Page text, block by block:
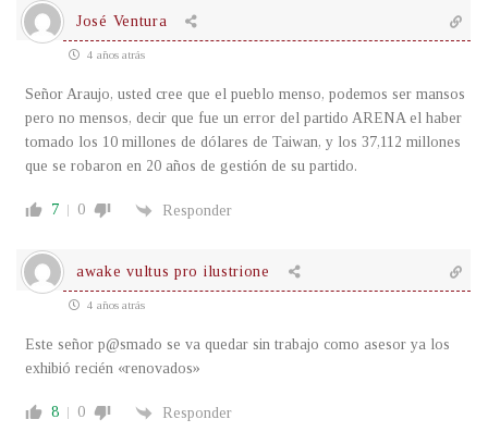
José Ventura
4 años atrás
Señor Araujo, usted cree que el pueblo menso, podemos ser mansos
pero no mensos, decir que fue un error del partido ARENA el haber
tomado los 10 millones de dólares de Taiwan, y los 37,112 millones
que se robaron en 20 años de gestión de su partido.
7 0 Responder
awake vultus pro ilustrione
4 años atrás
Este señor p@smado se va quedar sin trabajo como asesor ya los
exhibió recién «renovados»
8 0 Responder